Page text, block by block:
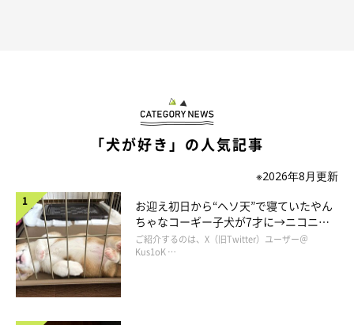
めるちゃんはどんなコ？
「犬が好き」の人気記事
※2026年8月更新
お迎え初日から“ヘソ天”で寝ていたやん
ちゃなコーギー子犬が7才に→ニコニ
コ“コーギースマイル”が魅力のコに成
長！
ご紹介するのは、X（旧Twitter）ユーザー＠
Kus1oK …